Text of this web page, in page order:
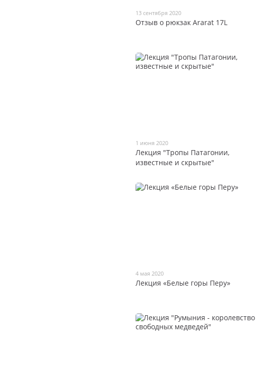
13 сентября 2020
Отзыв о рюкзак Ararat 17L
1 июня 2020
Лекция "Тропы Патагонии,
известные и скрытые"
4 мая 2020
Лекция «Белые горы Перу»